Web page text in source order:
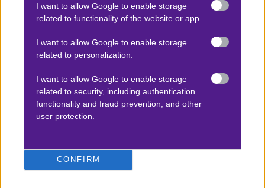
I want to allow Google to enable storage
related to functionality of the website or app.
I want to allow Google to enable storage
related to personalization.
I want to allow Google to enable storage
related to security, including authentication
functionality and fraud prevention, and other
user protection.
CONFIRM
ΒΟΗΘΕΙΑΣ ΚΕΘΕΑ: 2109237777 | ΠΑΙΞΕ ΥΠΕΥΘΥΝΑ.
Προσφορές*
ΒΑΘΜΟΛΟΓΙΕΣ
Βαθμολογίες Ελλάδα - Stoiximan
Βαθμολογίες Aγγλία – Premier league
Βαθμολογίες Γερμανίας – Bundesliga